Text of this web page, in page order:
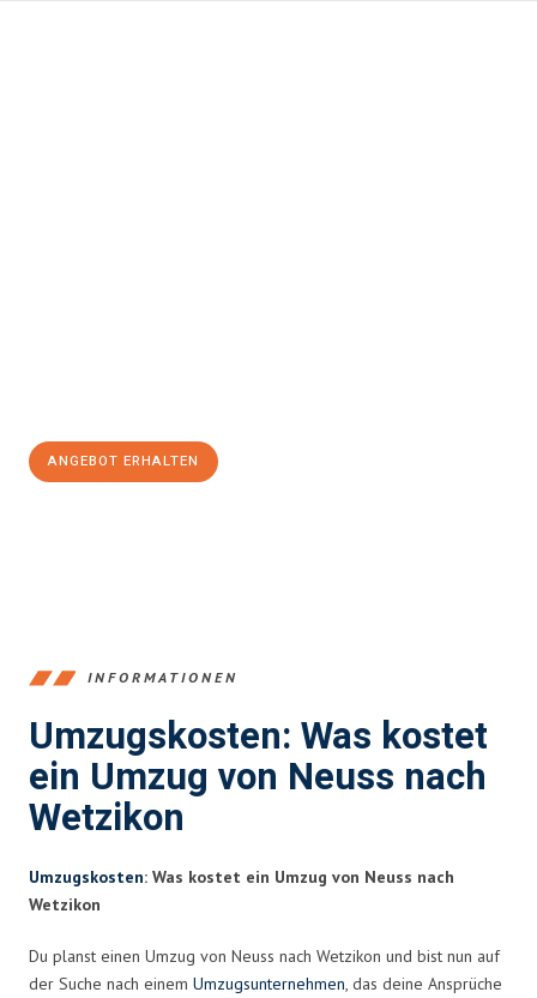
ANGEBOT ERHALTEN
INFORMATIONEN
Umzugskosten: Was kostet
ein Umzug von Neuss nach
Wetzikon
Umzugskosten: Was kostet ein Umzug von Neuss nach
Wetzikon
Du planst einen Umzug von Neuss nach Wetzikon und bist nun auf
der Suche nach einem Umzugsunternehmen, das deine Ansprüche